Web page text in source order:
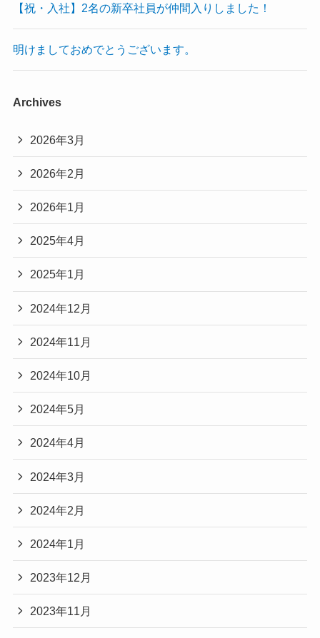
【祝・入社】2名の新卒社員が仲間入りしました！
明けましておめでとうございます。
Archives
2026年3月
2026年2月
2026年1月
2025年4月
2025年1月
2024年12月
2024年11月
2024年10月
2024年5月
2024年4月
2024年3月
2024年2月
2024年1月
2023年12月
2023年11月